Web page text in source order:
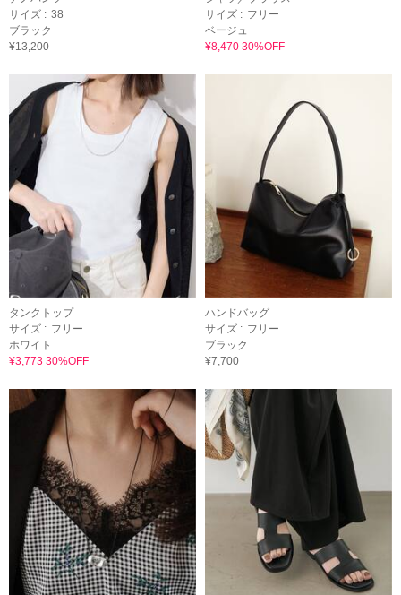
サイズ : 38
ブラック
¥13,200
サイズ : フリー
ベージュ
¥8,470 30%OFF
タンクトップ
サイズ : フリー
ホワイト
¥3,773 30%OFF
ハンドバッグ
サイズ : フリー
ブラック
¥7,700